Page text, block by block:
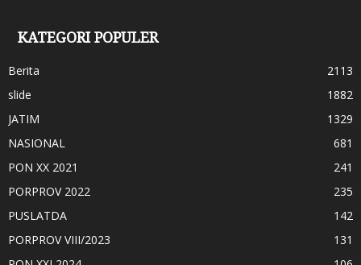
KATEGORI POPULER
Berita
2113
slide
1882
JATIM
1329
NASIONAL
681
PON XX 2021
241
PORPROV 2022
235
PUSLATDA
142
PORPROV VIII/2023
131